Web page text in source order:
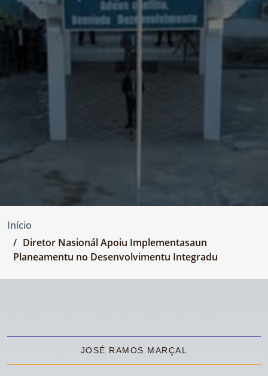
Início
Diretor Nasionál Apoiu Implementasaun
Planeamentu no Desenvolvimentu Integradu
JOSÉ RAMOS MARÇAL